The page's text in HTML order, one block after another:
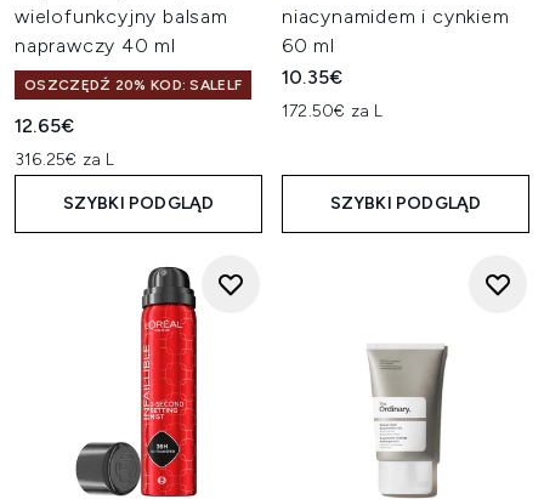
wielofunkcyjny balsam
naprawczy 40 ml
OSZCZĘDŹ 20% KOD: SALELF
12.65€
316.25€ za L
SZYBKI PODGLĄD
niacynamidem i cynkiem
60 ml
10.35€
172.50€ za L
SZYBKI PODGLĄD